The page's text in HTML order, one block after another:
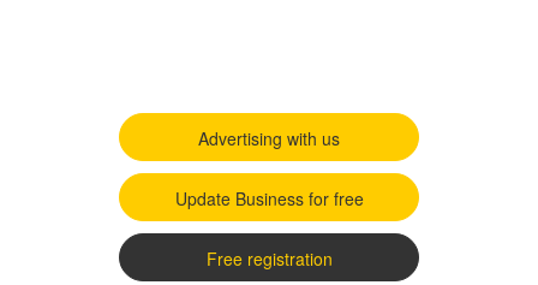
Advertising with us
Update Business for free
Free registration